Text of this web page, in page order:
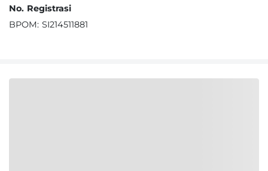
No. Registrasi
BPOM: SI214511881